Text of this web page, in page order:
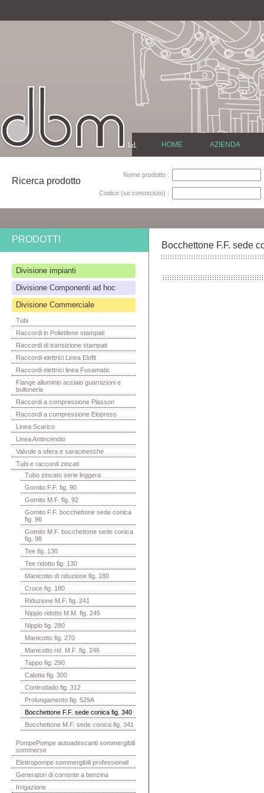
HOME AZIENDA
Ricerca prodotto
Nome prodotto :
Codice (se conosciuto) :
PRODOTTI
Divisione impianti
Divisione Componenti ad hoc
Divisione Commerciale
Tubi
Raccordi in Polietilene stampati
Raccordi di transizione stampati
Raccordi elettrici Linea Elofit
Raccordi elettrici linea Fusamatic
Flange alluminio acciaio guarnizioni e
bulloneria
Raccordi a compressione Plasson
Raccordi a compressione Elopress
Linea Scarico
Linea Antincendio
Valvole a sfera e saracinesche
Tubi e raccordi zincati
Tubo zincato serie leggera
Gomito F.F. fig. 90
Gomito M.F. fig. 92
Gomito F.F. bocchettone sede conica
fig. 96
Gomito M.F. bocchettone sede conica
fig. 98
Tee fig. 130
Tee ridotto fig. 130
Manicotto di riduzione fig. 180
Croce fig. 180
Riduzione M.F. fig. 241
Nipplo ridotto M.M. fig. 245
Nipplo fig. 280
Manicotto fig. 270
Manicotto rid. M.F. fig. 246
Tappo fig. 290
Calotta fig. 300
Controdado fig. 312
Prolungamento fig. 529A
Bocchettone F.F. sede conica fig. 340
Bocchettone M.F. sede conica fig. 341
PompePompe autoadescanti sommergibili
sommerse
Elettropompe sommergibili professionali
Generatori di corrente a benzina
Irrigazione
Bocchettone F.F. sede